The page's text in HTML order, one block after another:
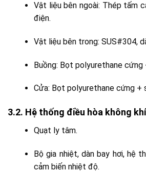
Vật liệu bên ngoài: Thép tấm
điện.
Vật liệu bên trong: SUS#304,
Buồng: Bọt polyurethane cứng
Cửa: Bọt polyurethane cứng +
3.2. Hệ thống điều hòa không
Quạt ly tâm.
Bộ gia nhiệt, dàn bay hơi, hệ
cảm biến nhiệt độ.